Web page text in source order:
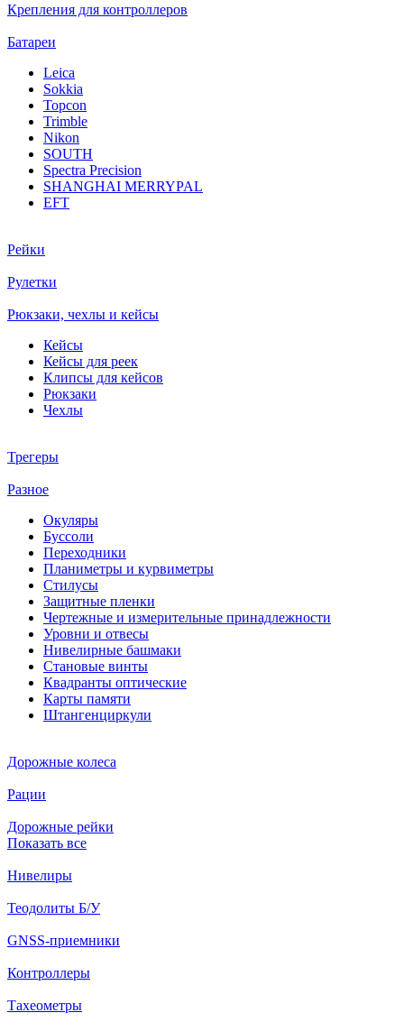
Крепления для контроллеров
Батареи
Leica
Sokkia
Topcon
Trimble
Nikon
SOUTH
Spectra Precision
SHANGHAI MERRYPAL
EFT
Рейки
Рулетки
Рюкзаки, чехлы и кейсы
Кейсы
Кейсы для реек
Клипсы для кейсов
Рюкзаки
Чехлы
Трегеры
Разное
Окуляры
Буссоли
Переходники
Планиметры и курвиметры
Стилусы
Защитные пленки
Чертежные и измерительные принадлежности
Уровни и отвесы
Нивелирные башмаки
Становые винты
Квадранты оптические
Карты памяти
Штангенциркули
Дорожные колеса
Рации
Дорожные рейки
Показать все
Нивелиры
Теодолиты Б/У
GNSS-приемники
Контроллеры
Тахеометры